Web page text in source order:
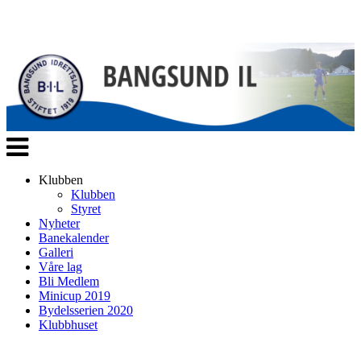
Veksle
navigasjon
Klubben
Klubben
Styret
Nyheter
Banekalender
Galleri
Våre lag
Bli Medlem
Minicup 2019
Bydelsserien 2020
Klubbhuset